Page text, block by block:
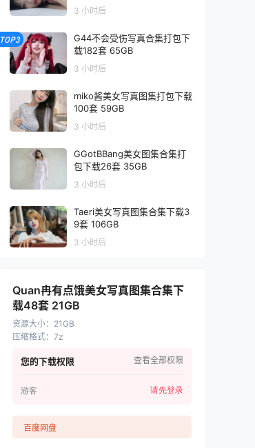
3 小时后
TOP3
G44不会受伤写真合集打包下
载182套 65GB
3 小时后
miko酱美女写真图集打包下载
100套 59GB
3 小时后
GGotBBang美女图集合集打
包下载26套 35GB
3 小时后
Taeri美女写真图集合集下载3
9套 106GB
3 小时后
Quan冉有点饿美女写真图集合集下
载48套 21GB
资源大小： 21GB
压缩格式： 7z
您的下载权限 查看全部权限
游客 请先登录
百度网盘